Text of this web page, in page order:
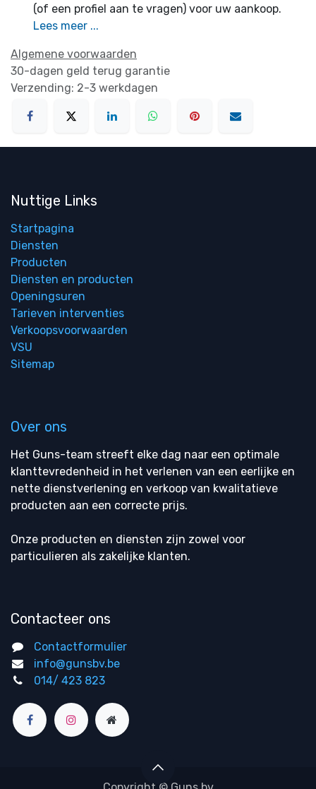
(of een profiel aan te vragen) voor uw aankoop.
Lees meer ...
Algemene voorwaarden
30-dagen geld terug garantie
Verzending: 2-3 werkdagen
Nuttige Links
Startpagina
Diensten
Producten
Diensten en producten
Openingsuren
Tarieven interventies
Verkoopsvoorwaarden
VSU
Sitemap
Over ons
Het Guns-team streeft elke dag naar een optimale
klanttevredenheid in het verlenen van een eerlijke en
nette dienstverlening en verkoop van kwalitatieve
producten aan een correcte prijs.
Onze producten en diensten zijn zowel voor
particulieren als zakelijke klanten.
Contacteer ons
Contactformulier
info@gunsbv.be
014/ 423 823